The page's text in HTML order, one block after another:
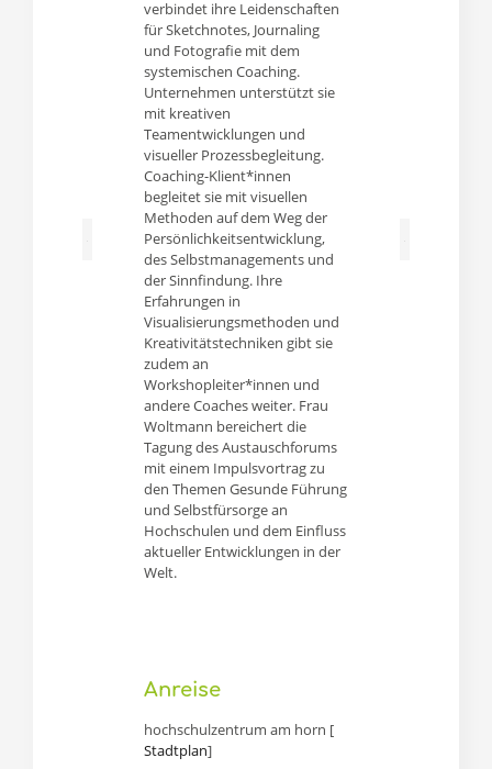
verbindet ihre Leidenschaften
für Sketchnotes, Journaling
und Fotografie mit dem
systemischen Coaching.
Unternehmen unterstützt sie
mit kreativen
Teamentwicklungen und
visueller Prozessbegleitung.
Coaching-Klient*innen
begleitet sie mit visuellen
Methoden auf dem Weg der
Persönlichkeitsentwicklung,
des Selbstmanagements und
der Sinnfindung. Ihre
Erfahrungen in
Visualisierungsmethoden und
Kreativitätstechniken gibt sie
zudem an
Workshopleiter*innen und
andere Coaches weiter. Frau
Woltmann bereichert die
Tagung des Austauschforums
mit einem Impulsvortrag zu
den Themen Gesunde Führung
und Selbstfürsorge an
Hochschulen und dem Einfluss
aktueller Entwicklungen in der
Welt.
für E-Learning und
Anreise
hochschulzentrum am horn [
Stadtplan]